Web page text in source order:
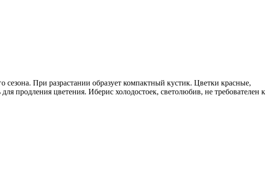
сезона. При разрастании образует компактный кустик. Цветки красные,
продления цветения. Иберис холодостоек, светолюбив, не требователен к